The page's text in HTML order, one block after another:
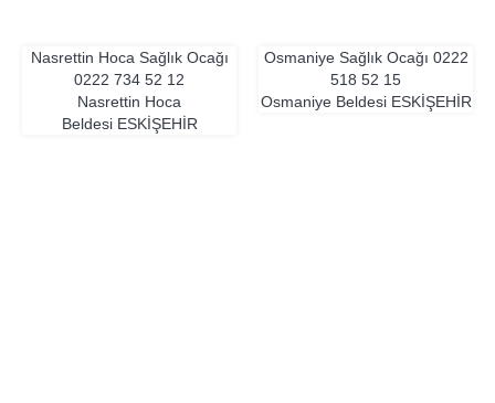
Nasrettin Hoca Sağlık Ocağı
0222 734 52 12
Nasrettin Hoca
Beldesi ESKIŞEHIR
Osmaniye Sağlık Ocağı 0222
518 52 15
Osmaniye Beldesi ESKIŞEHIR